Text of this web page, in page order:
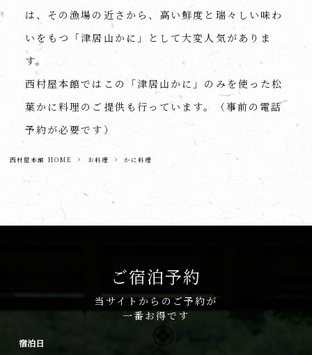
は、その漁場の近さから、高い鮮度と瑞々しい味わ
いをもつ「津居山かに」として大変人気がありま
す。
西村屋本館ではこの「津居山かに」のみを使った松
葉かに料理のご提供も行っています。（事前の電話
予約が必要です）
西村屋本館 HOME お料理 かに料理
ご宿泊予約
当サイトからのご予約が
一番お得です
宿泊日